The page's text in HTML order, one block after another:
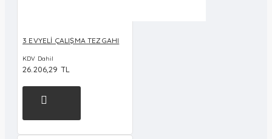
3 EVYELİ ÇALIŞMA TEZGAHI
KDV Dahil
26.206,29 TL